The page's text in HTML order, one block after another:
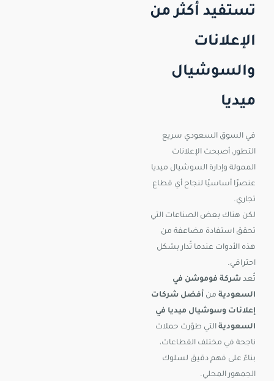
تستفيد أكثر من
الإعلانات
والسوشيال
ميديا
في السوق السعودي سريع
التطور، أصبحت الإعلانات
الممولة وإدارة السوشيال ميديا
عنصرًا أساسيًا لنجاح أي قطاع
تجاري.
لكن هناك بعض الصناعات التي
تحقق استفادة مضاعفة من
هذه الأدوات عندما تُدار بشكل
احترافي.
تُعد شركة فوموشن في
السعودية من أفضل شركات
إعلانات وسوشيال ميديا في
السعودية التي طوّرت حملات
ناجحة في مختلف القطاعات،
بناءً على فهم دقيق لسلوك
الجمهور المحلي.